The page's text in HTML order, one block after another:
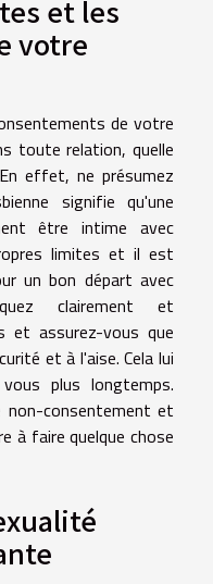
et les
votre
de votre
toute relation, quelle
effet, ne présumez
signifie qu'une
être intime avec
limites et il est
un bon départ avec
clairement et
assurez-vous que
et à l'aise. Cela lui
plus longtemps.
non-consentement et
à faire quelque chose